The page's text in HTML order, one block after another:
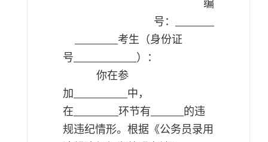
编
号：
考生（身份证
号
）：
你在参
加
中，
在
环节有
的违
规违纪情形。根据《公务员录用